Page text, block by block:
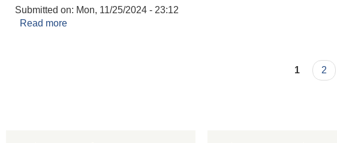
Submitted on: Mon, 11/25/2024 - 23:12
Read more
1 2